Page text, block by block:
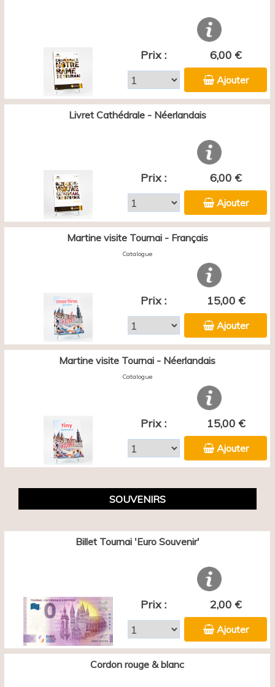
Prix : 6,00 €
Ajouter
Livret Cathédrale - Néerlandais
Prix : 6,00 €
Ajouter
Martine visite Tournai - Français
Catalogue
Prix : 15,00 €
Ajouter
Martine visite Tournai - Néerlandais
Catalogue
Prix : 15,00 €
Ajouter
SOUVENIRS
Billet Tournai 'Euro Souvenir'
Prix : 2,00 €
Ajouter
Cordon rouge & blanc